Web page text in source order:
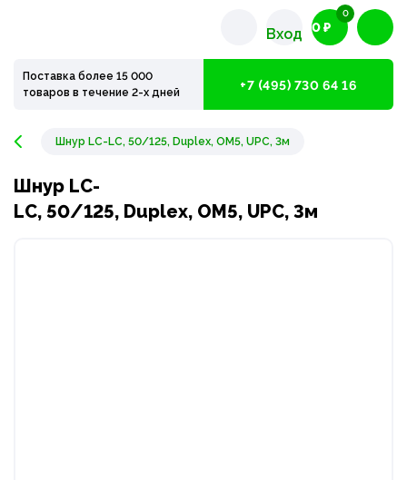
Вход 0 ₽
0
Поставка более 15 000
товаров в течение 2-х дней
+7 (495) 730 64 16
Шнур LC-LC, 50/125, Duplex, OM5, UPC, 3м
Шнур LC-
LC, 50/125, Duplex, OM5, UPC, 3м